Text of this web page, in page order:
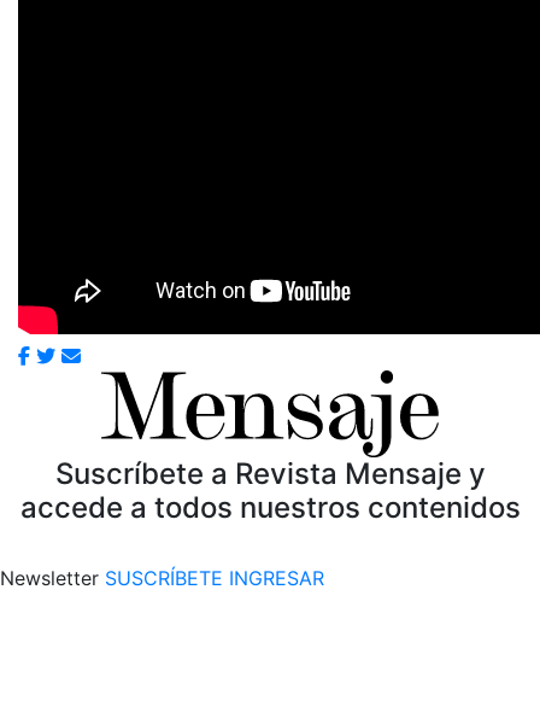
Suscríbete a Revista Mensaje y
accede a todos nuestros contenidos
Newsletter SUSCRÍBETE INGRESAR